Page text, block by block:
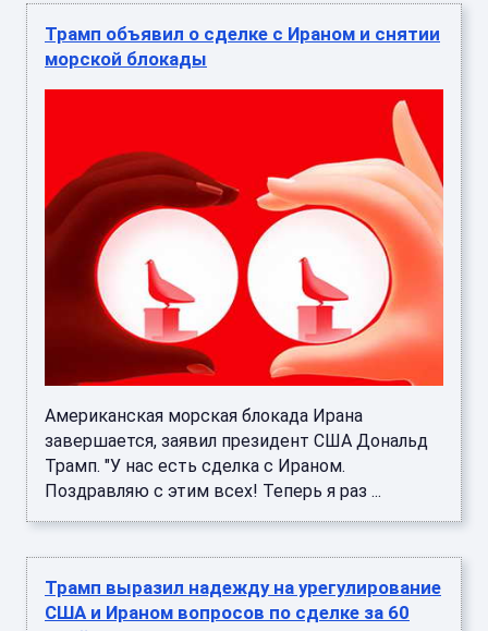
Трамп объявил о сделке с Ираном и снятии
морской блокады
Американская морская блокада Ирана
завершается, заявил президент США Дональд
Трамп. "У нас есть сделка с Ираном.
Поздравляю с этим всех! Теперь я раз ...
Трамп выразил надежду на урегулирование
США и Ираном вопросов по сделке за 60